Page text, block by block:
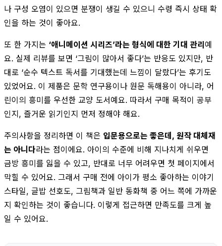
나 구성 오염이 있으면 분쟁이 생길 수 있으니 수령 즉시 상태 확
인을 하는 것이 좋아요.
또 한 가지는 ‘애니메이션 시리즈’라는 형식에 대한 기대 관리예
요. 실제 리뷰를 보면 ‘그림이 많아서 좋다’는 반응도 있지만, 반
대로 ‘순수 텍스트 독서를 기대했는데 느낌이 달랐다’는 후기도
있었어요. 이 제품은 문학 연구용이나 원문 독해용이 아니라, 어
린이의 흥미를 우선한 교양 도서예요. 따라서 구매 목적이 공부
인지, 즐거운 읽기인지 먼저 정해야 해요.
주의사항을 정리하면 이 책은 입문용으로는 좋은데, 원작 대체재
는 아니다라는 점이에요. 아이의 수준에 비해 지나치게 쉬우면
금방 흥미를 잃을 수 있고, 반대로 너무 어려우면 첫 페이지에서
막힐 수 있어요. 그래서 구매 전에 아이가 평소 좋아하는 이야기
스타일, 글밥 선호도, 그림책과 일반 동화책 중 어느 쪽에 가까운
지 확인하는 것이 좋습니다. 이렇게 접근하면 만족도를 크게 높
일 수 있어요.